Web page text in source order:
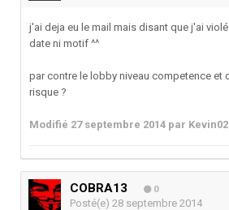
j'ai deja eu le mail mais disant que j'ai
date ni motif ^^
par contre le lobby niveau competence et
risque ?
Modifié 27 septembre 2014 par Kevin02
COBRA13 0
Posté(e) 28 septembre 2014